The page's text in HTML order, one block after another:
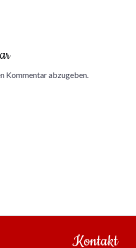
Kommentar abzugeben.
Kontakt